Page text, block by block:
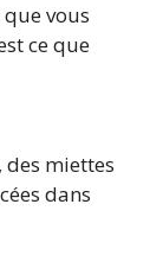
vous
ce que
miettes
dans